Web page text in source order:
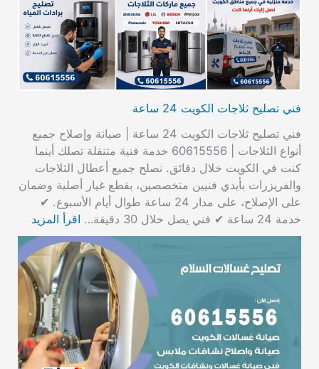
فني تصليح ثلاجات الكويت 24 ساعة
فني تصليح ثلاجات الكويت 24 ساعة | صيانة وإصلاح جميع
أنواع الثلاجات | 60615556 خدمة فنية متنقلة تصلك أينما
كنت في الكويت خلال دقائق. نصلح جميع أعطال الثلاجات
والفريزرات بأيدي فنيين متخصصين، بقطع غيار أصلية وضمان
على الإصلاح، على مدار 24 ساعة طوال أيام الأسبوع. ✔
خدمة 24 ساعة ✔ فني يصل خلال 30 دقيقة…
اقرأ المزيد